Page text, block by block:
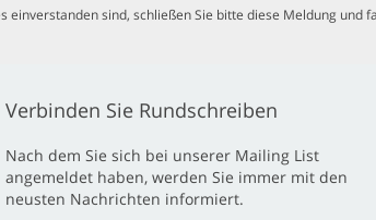
einverstanden sind, schließen Sie bitte diese Meldung
Verbinden Sie Rundschreiben
Nach dem Sie sich bei unserer Mailing List
angemeldet haben, werden Sie immer mit den
neusten Nachrichten informiert.